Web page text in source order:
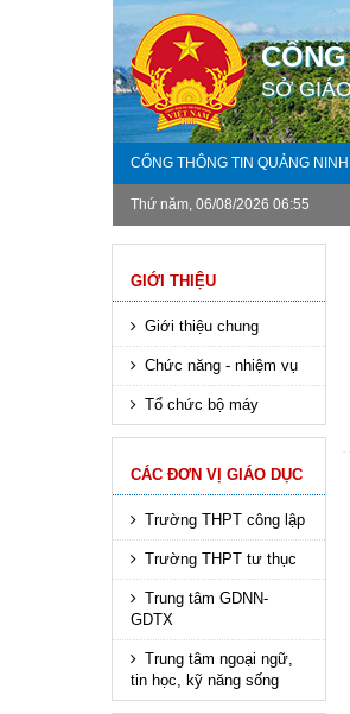
SỞ
CỔNG THÔNG TIN QUẢNG NINH
Thứ năm, 06/08/2026 06:55
GIỚI THIỆU
Giới thiệu chung
Chức năng - nhiệm vụ
Tổ chức bộ máy
CÁC ĐƠN VỊ GIÁO DỤC
Trường THPT công lập
Trường THPT tư thục
Trung tâm GDNN-
GDTX
Trung tâm ngoại ngữ,
tin học, kỹ năng sống